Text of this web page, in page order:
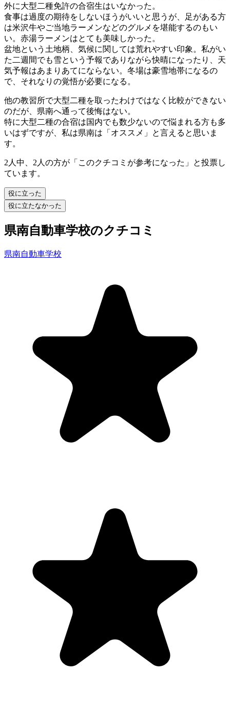
外に大型二種免許の合宿生はいなかった。
食事は過度の期待をしないほうがいいと思うが、足がある方
は米沢牛やご当地ラーメンなどのグルメを堪能するのもい
い。赤湯ラーメンはとても美味しかった。
盆地という土地柄、気候に関しては荒れやすい印象。私がい
た二週間でも雪という予報でありながら快晴になったり、天
気予報はあまりあてにならない。冬場は豪雪地帯になるの
で、それなりの覚悟が必要になる。
他の教習所で大型二種を取ったわけではなく比較ができない
のだが、県南へ通って後悔はない。
特に大型二種の合宿は国内でも数少ないので悩まれる方も多
いはずですが、私は県南は「オススメ」と言えると思いま
す。
2人中、2人の方が「このクチコミが参考になった」と投票し
ています。
役に立った
役に立たなかった
県南自動車学校のクチコミ
県南自動車学校